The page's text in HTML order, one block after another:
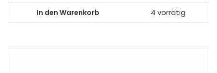
In den Warenkorb 4 vorrätig